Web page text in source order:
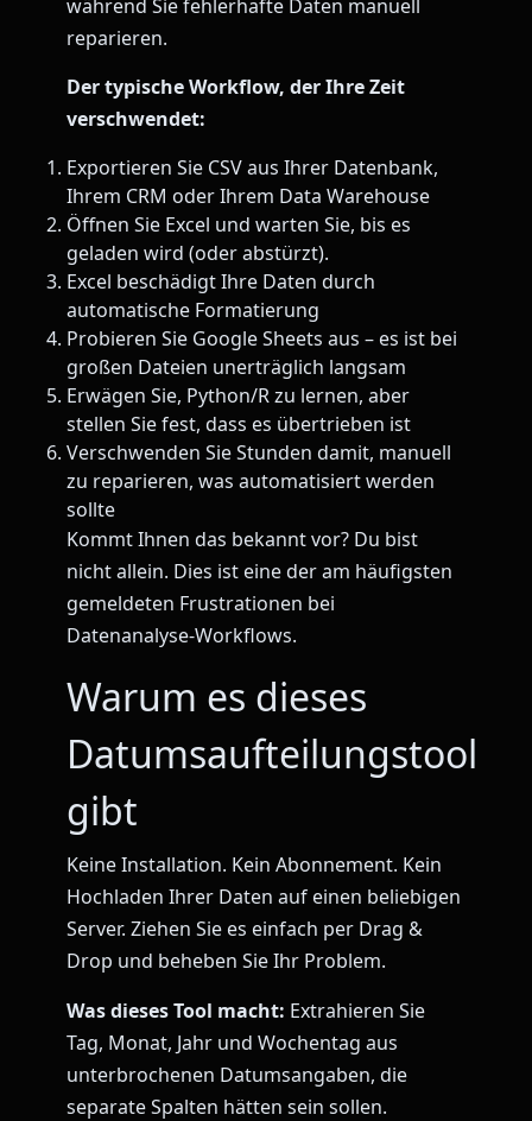
während Sie fehlerhafte Daten manuell
reparieren.
Der typische Workflow, der Ihre Zeit
verschwendet:
Exportieren Sie CSV aus Ihrer Datenbank,
Ihrem CRM oder Ihrem Data Warehouse
Öffnen Sie Excel und warten Sie, bis es
geladen wird (oder abstürzt).
Excel beschädigt Ihre Daten durch
automatische Formatierung
Probieren Sie Google Sheets aus – es ist bei
großen Dateien unerträglich langsam
Erwägen Sie, Python/R zu lernen, aber
stellen Sie fest, dass es übertrieben ist
Verschwenden Sie Stunden damit, manuell
zu reparieren, was automatisiert werden
sollte
Kommt Ihnen das bekannt vor? Du bist
nicht allein. Dies ist eine der am häufigsten
gemeldeten Frustrationen bei
Datenanalyse-Workflows.
Warum es dieses
Datumsaufteilungstool
gibt
Keine Installation. Kein Abonnement. Kein
Hochladen Ihrer Daten auf einen beliebigen
Server. Ziehen Sie es einfach per Drag &
Drop und beheben Sie Ihr Problem.
Was dieses Tool macht: Extrahieren Sie
Tag, Monat, Jahr und Wochentag aus
unterbrochenen Datumsangaben, die
separate Spalten hätten sein sollen.